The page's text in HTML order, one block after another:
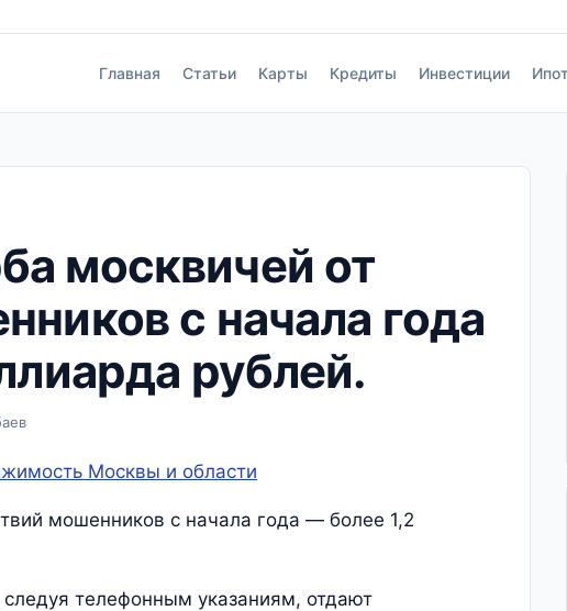
Главная Статьи Карты Кредиты Инвестиции
москвичей от
с начала года
рублей.
Москвы и области
мошенников с начала года — более 1,2
телефонным указаниям, отдают